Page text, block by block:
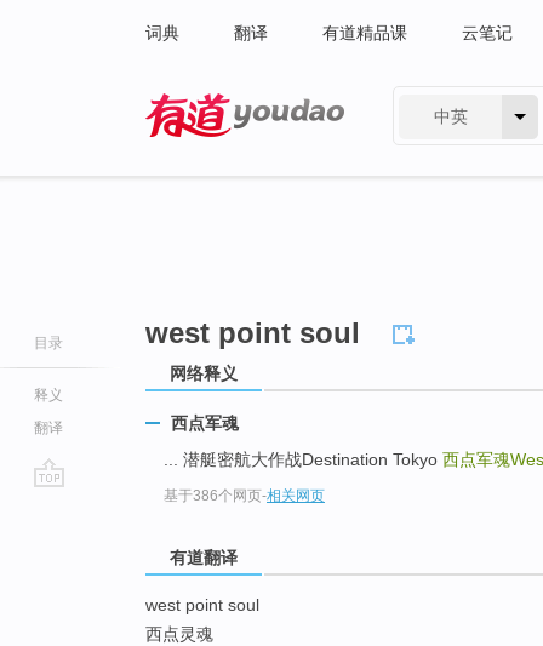
词典 翻译 有道精品课 云笔记
中英
目录
释义
翻译
west point soul
网络释义
西点军魂
... 潜艇密航大作战Destination Tokyo 西点军魂
基于386个网页-相关网页
有道翻译
west point soul
西点灵魂